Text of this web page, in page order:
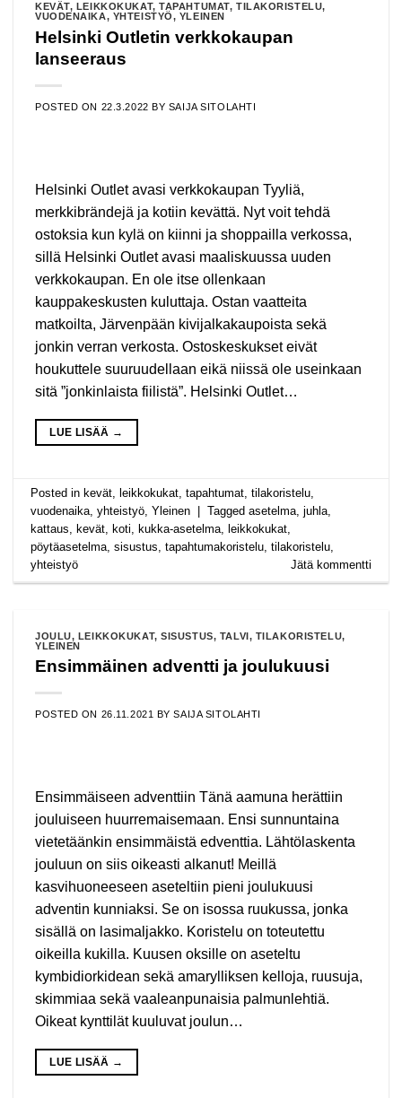
KEVÄT, LEIKKOKUKAT,TAPAHTUMAT, TILAKORISTELU,
VUODENAIKA, YHTEISTYÖ, YLEINEN
Helsinki Outletin verkkokaupan
lanseeraus
POSTED ON 22.3.2022 BY SAIJA SITOLAHTI
Helsinki Outlet avasi verkkokaupan Tyyliä,
merkkibrändejä ja kotiin kevättä. Nyt voit tehdä
ostoksia kun kylä on kiinni ja shoppailla verkossa,
sillä Helsinki Outlet avasi maaliskuussa uuden
verkkokaupan. En ole itse ollenkaan
kauppakeskusten kuluttaja. Ostan vaatteita
matkoilta, Järvenpään kivijalkakaupoista sekä
jonkin verran verkosta. Ostoskeskukset eivät
houkuttele suuruudellaan eikä niissä ole useinkaan
sitä ”jonkinlaista fiilistä”. Helsinki Outlet…
LUE LISÄÄ →
Posted in kevät, leikkokukat,tapahtumat,tilakoristelu,
vuodenaika,yhteistyö,Yleinen Taggedasetelma,juhla,
kattaus, kevät, koti, kukka-asetelma, leikkokukat,
pöytäasetelma,sisustus,tapahtumakoristelu,tilakoristelu,
yhteistyö
Jätä kommentti
JOULU, LEIKKOKUKAT,SISUSTUS, TALVI, TILAKORISTELU,
YLEINEN
Ensimmäinen adventti ja joulukuusi
POSTED ON 26.11.2021 BYSAIJA SITOLAHTI
Ensimmäiseen adventtiin Tänä aamuna herättiin
jouluiseen huurremaisemaan. Ensi sunnuntaina
vietetäänkin ensimmäistä edventtia. Lähtölaskenta
jouluun on siis oikeasti alkanut! Meillä
kasvihuoneeseen aseteltiin pieni joulukuusi
adventin kunniaksi. Se on isossa ruukussa, jonka
sisällä on lasimaljakko. Koristelu on toteutettu
oikeilla kukilla. Kuusen oksille on aseteltu
kymbidiorkidean sekä amarylliksen kelloja, ruusuja,
skimmiaa sekä vaaleanpunaisia palmunlehtiä.
Oikeat kynttilät kuuluvat joulun…
LUE LISÄÄ →